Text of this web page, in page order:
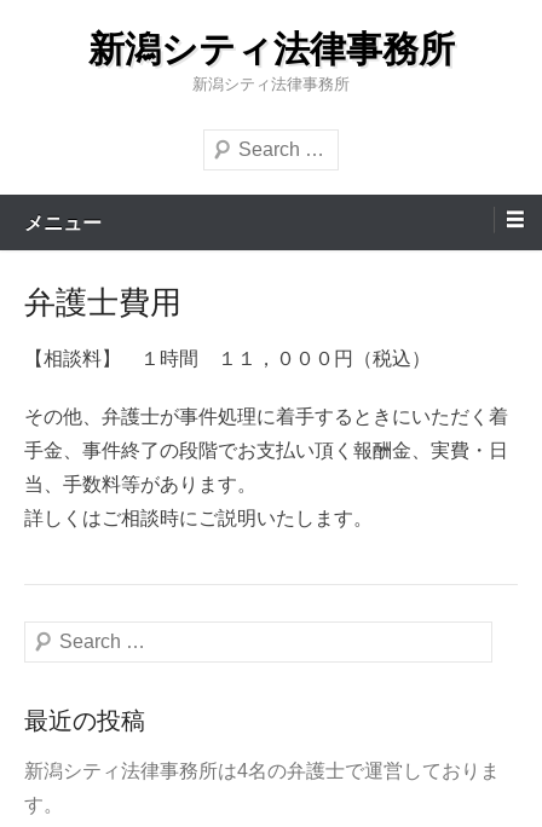
キ
新潟シティ法律事務所
新潟シティ法律事務所
検
索
メニュー
弁護士費用
【相談料】 １時間 １１，０００円（税込）
その他、弁護士が事件処理に着手するときにいただく着
手金、事件終了の段階でお支払い頂く報酬金、実費・日
当、手数料等があります。
詳しくはご相談時にご説明いたします。
検
最近の投稿
新潟シティ法律事務所は4名の弁護士で運営しておりま
す。